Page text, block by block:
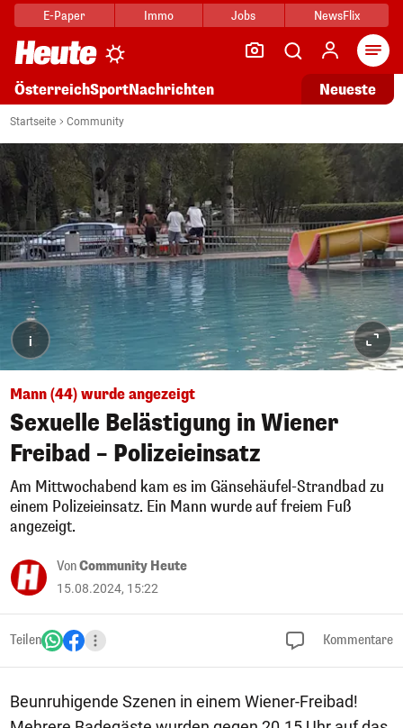
E-Paper Immo Jobs NewsFlix
ÖsterreichSportNachrichten Neueste
Startseite Community
i
Mann (44) wurde angezeigt
Sexuelle Belästigung in Wiener
Freibad – Polizeieinsatz
Am Mittwochabend kam es im Gänsehäufel-Strandbad zu
einem Polizeieinsatz. Ein Mann wurde auf freiem Fuß
angezeigt.
VonCommunity Heute
15.08.2024, 15:22
Teilen Kommentare
Beunruhigende Szenen in einem Wiener-Freibad!